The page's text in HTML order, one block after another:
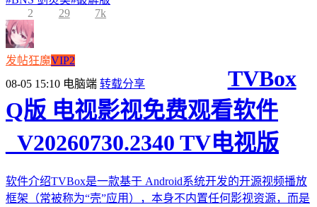
2
29 7k
发帖狂魔VIP2
08-05 15:10 电脑端 转载分享
TVBox
Q版 电视影视免费观看软件
_V20260730.2340 TV电视版
软件介绍TVBox是一款基于 Android系统开发的开源视频播放
框架（常被称为“壳”应用），本身不内置任何影视资源，而是